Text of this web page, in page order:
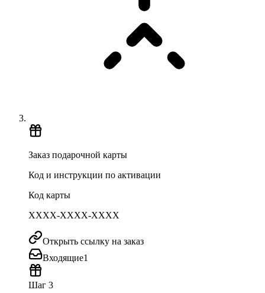
Заказ подарочной карты
Код и инструкции по активации
Код карты
XXXX-XXXX-XXXX
Открыть ссылку на заказ
Входящие1
Шаг 3